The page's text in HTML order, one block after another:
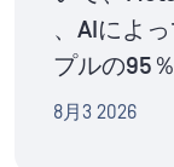
、AIによ
プルの95
8月3 2026